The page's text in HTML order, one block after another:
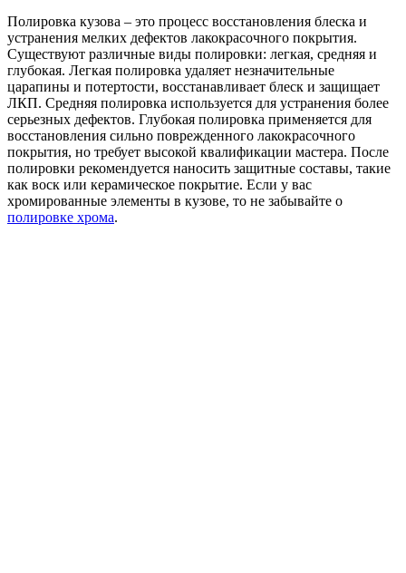
Полировка кузова – это процесс восстановления блеска и
устранения мелких дефектов лакокрасочного покрытия.
Существуют различные виды полировки: легкая, средняя и
глубокая. Легкая полировка удаляет незначительные
царапины и потертости, восстанавливает блеск и защищает
ЛКП. Средняя полировка используется для устранения более
серьезных дефектов. Глубокая полировка применяется для
восстановления сильно поврежденного лакокрасочного
покрытия, но требует высокой квалификации мастера. После
полировки рекомендуется наносить защитные составы, такие
как воск или керамическое покрытие. Если у вас
хромированные элементы в кузове, то не забывайте о
полировке хрома.